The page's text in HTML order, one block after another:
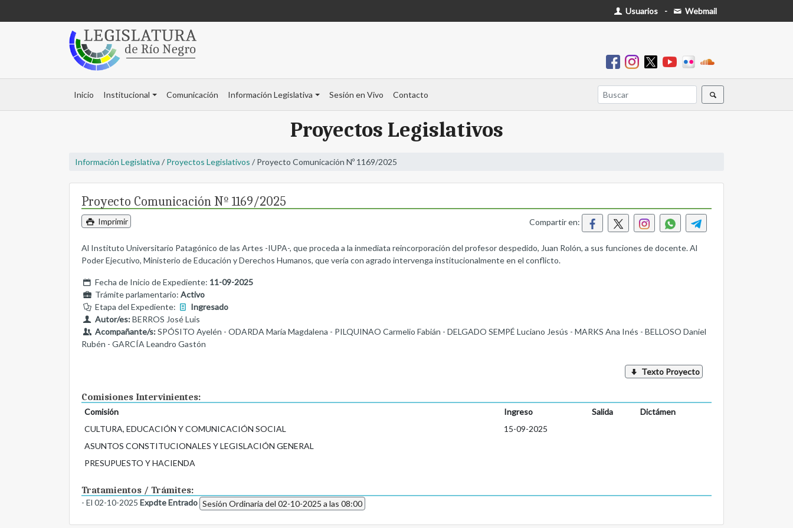
Usuarios - Webmail
Inicio Institucional Comunicación Información Legislativa Sesión en Vivo Contacto
Proyectos Legislativos
Información Legislativa / Proyectos Legislativos / Proyecto Comunicación Nº 1169/2025
Proyecto Comunicación Nº 1169/2025
Imprimir Compartir en:
Al Instituto Universitario Patagónico de las Artes -IUPA-, que proceda a la inmediata reincorporación del profesor despedido, Juan Rolón, a sus funciones de docente. Al
Poder Ejecutivo, Ministerio de Educación y Derechos Humanos, que vería con agrado intervenga institucionalmente en el conflicto.
Fecha de Inicio de Expediente: 11-09-2025
Trámite parlamentario: Activo
Etapa del Expediente:
Ingresado
Autor/es:BERROS José Luis
Acompañante/s:SPÓSITO Ayelén - ODARDA María Magdalena - PILQUINAO Carmelio Fabián - DELGADO SEMPÉ Luciano Jesús - MARKS Ana Inés - BELLOSO Daniel
Rubén - GARCÍA Leandro Gastón
Texto Proyecto
Comisiones Intervinientes:
Comisión Ingreso Salida
Dictámen
CULTURA, EDUCACIÓN Y COMUNICACIÓN SOCIAL
15-09-2025
ASUNTOS CONSTITUCIONALES Y LEGISLACIÓN GENERAL
PRESUPUESTO Y HACIENDA
Tratamientos / Trámites:
- El 02-10-2025 Expdte Entrado Sesión Ordinaria del 02-10-2025 a las 08:00